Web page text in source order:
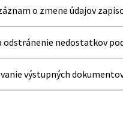
o zmene údajov
odstránenie nedostatkov
výstupných